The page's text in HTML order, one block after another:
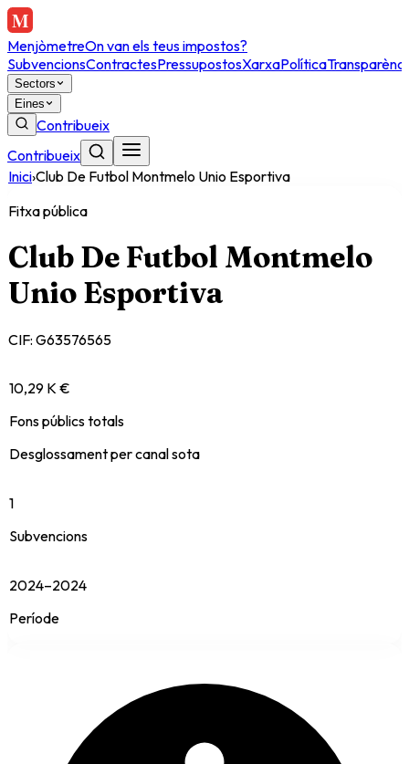
MenjòmetreOn van els teus impostos?
SubvencionsContractesPressupostosXarxaPolítica
Sectors
Eines
Contribueix
Contribueix
Inici›Club De Futbol Montmelo Unio Esportiva
Fitxa pública
Club De Futbol Montmelo
Unio Esportiva
CIF: G63576565
10,29 K €
Fons públics totals
Desglossament per canal sota
1
Subvencions
2024–2024
Període